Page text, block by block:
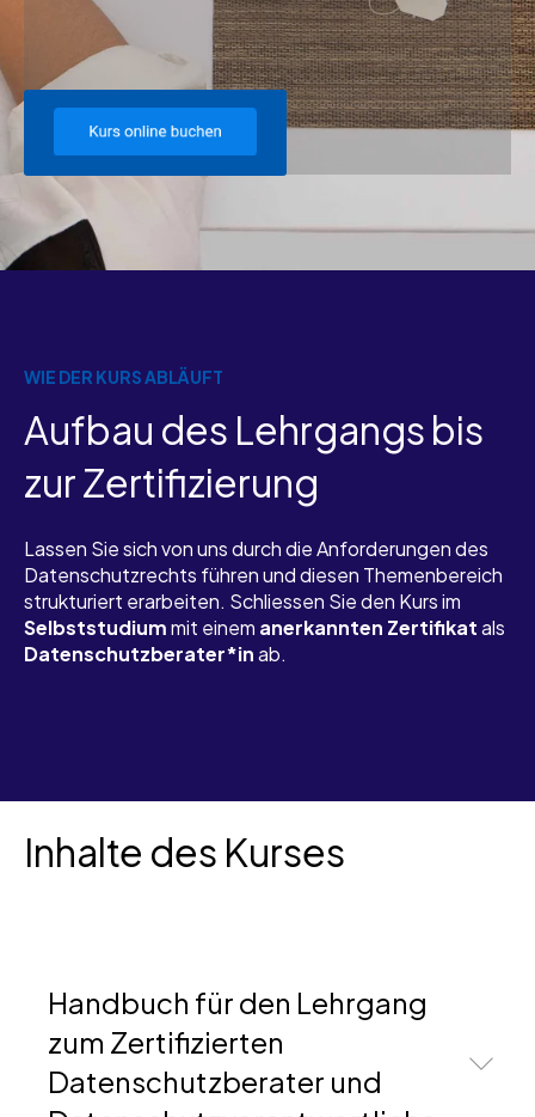
WIE DER KURS ABLÄUFT
Aufbau des Lehrgangs bis
zur Zertifizierung
Lassen Sie sich von uns durch die Anforderungen des
Datenschutzrechts führen und diesen Themenbereich
strukturiert erarbeiten. Schliessen Sie den Kurs im
Selbststudiummit einem anerkannten Zertifikatals
Datenschutzberater*inab.
Inhalte des Kurses
Handbuch für den Lehrgang
zum Zertifizierten
Datenschutzberater und